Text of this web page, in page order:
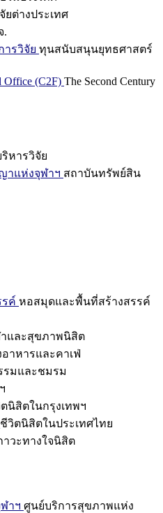
ยต่างประเทศ
.
รวิจัย ทุนสนับสนุนยุทธศาสตร์
Office (C2F) The Second Century
หารวิจัย
าแห่งจุฬาฯ สถาบันทรัพย์สิน
ค์ หอสมุดและพื้นที่สร้างสรรค์
และสุขภาพนิสิต
อาหารและคาเฟ่
รมและชมรม
นิสิตในกรุงเทพฯ
ชีวิตนิสิตในประเทศไทย
วะทางใจนิสิต
าฯ ศูนย์บริการสุขภาพแห่ง